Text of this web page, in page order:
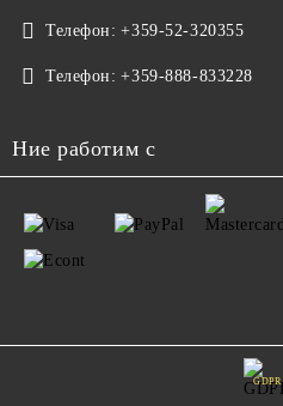
Телефон: +359-52-320355
Телефон: +359-888-833228
Ние работим с
GDPR